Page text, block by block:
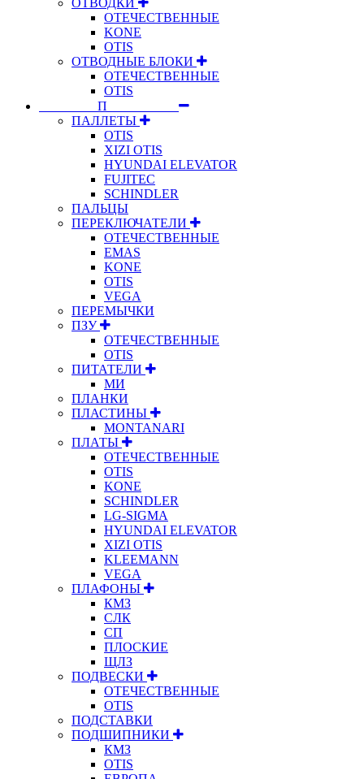
ОТЕЧЕСТВЕННЫЕ
KONE
OTIS
ОТВОДНЫЕ БЛОКИ
ОТЕЧЕСТВЕННЫЕ
OTIS
⠀⠀⠀⠀⠀⠀П⠀⠀⠀⠀⠀⠀⠀
ПАЛЛЕТЫ
OTIS
XIZI OTIS
HYUNDAI ELEVATOR
FUJITEC
SCHINDLER
ПАЛЬЦЫ
ПЕРЕКЛЮЧАТЕЛИ
ОТЕЧЕСТВЕННЫЕ
EMAS
KONE
OTIS
VEGA
ПЕРЕМЫЧКИ
ПЗУ
ОТЕЧЕСТВЕННЫЕ
OTIS
ПИТАТЕЛИ
МИ
ПЛАНКИ
ПЛАСТИНЫ
MONTANARI
ПЛАТЫ
ОТЕЧЕСТВЕННЫЕ
OTIS
KONE
SCHINDLER
LG-SIGMA
HYUNDAI ELEVATOR
XIZI OTIS
KLEEMANN
VEGA
ПЛАФОНЫ
КМЗ
СЛК
СП
ПЛОСКИЕ
ЩЛЗ
ПОДВЕСКИ
ОТЕЧЕСТВЕННЫЕ
OTIS
ПОДСТАВКИ
ПОДШИПНИКИ
КМЗ
OTIS